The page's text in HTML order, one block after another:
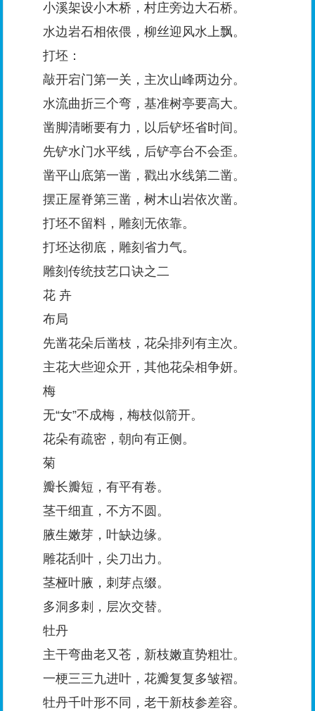
小溪架设小木桥，村庄旁边大石桥。
水边岩石相依偎，柳丝迎风水上飘。
打坯：
敲开宕门第一关，主次山峰两边分。
水流曲折三个弯，基准树亭要高大。
凿脚清晰要有力，以后铲坯省时间。
先铲水门水平线，后铲亭台不会歪。
凿平山底第一凿，戳出水线第二凿。
摆正屋脊第三凿，树木山岩依次凿。
打坯不留料，雕刻无依靠。
打坯达彻底，雕刻省力气。
雕刻传统技艺口诀之二
花 卉
布局
先凿花朵后凿枝，花朵排列有主次。
主花大些迎众开，其他花朵相争妍。
梅
无“女”不成梅，梅枝似箭开。
花朵有疏密，朝向有正侧。
菊
瓣长瓣短，有平有卷。
茎干细直，不方不圆。
腋生嫩芽，叶缺边缘。
雕花刮叶，尖刀出力。
茎桠叶腋，刺芽点缀。
多洞多刺，层次交替。
牡丹
主干弯曲老又苍，新枝嫩直势粗壮。
一梗三三九进叶，花瓣复复多皱褶。
牡丹千叶形不同，老干新枝参差容。